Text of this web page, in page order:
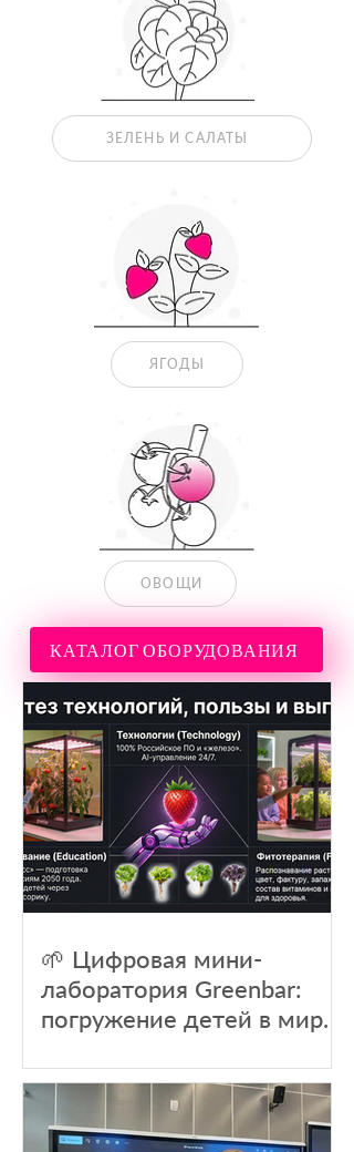
ЗЕЛЕНЬ И САЛАТЫ
ЯГОДЫ
ОВОЩИ
КАТАЛОГ ОБОРУДОВАНИЯ
🌱 Цифровая мини-
лаборатория Greenbar:
погружение детей в мир
образование и природу -
новый агрокласс